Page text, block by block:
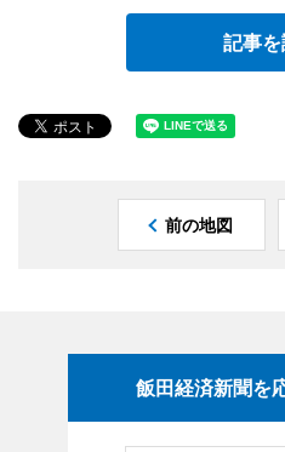
記事
前の地図
飯田経済新聞を